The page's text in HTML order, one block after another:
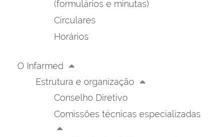
(formulários e minutas)
Circulares
Horários
O Infarmed
Estrutura e organização
Conselho Diretivo
Comissões técnicas especializadas